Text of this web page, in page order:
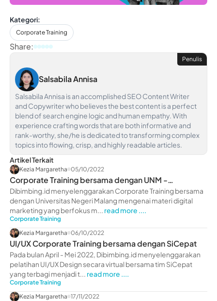
Kategori:
Corporate Training
Share:
Penulis
Salsabila Annisa
Salsabila Annisa is an accomplished SEO Content Writer
and Copywriter who believes the best content is a perfect
blend of search engine logic and human empathy. With
experience crafting words that are both informative and
rank-worthy, she/he is dedicated to transforming complex
topics into flowing, crisp, and highly readable articles.
Artikel Terkait
Kezia Margaretha 05/10/2022
Corporate Training bersama dengan UNM -
dibimbing.id
Dibimbing.id menyelenggarakan Corporate Training bersama
dengan Universitas Negeri Malang mengenai materi digital
marketing yang berfokus m... read more ....
Corporate Training
Kezia Margaretha 06/10/2022
UI/UX Corporate Training bersama dengan SiCepat
Pada bulan April - Mei 2022, Dibimbing.id menyelenggarakan
pelatihan UI/UX Design secara virtual bersama tim SiCepat
yang terbagi menjadi t... read more ....
Corporate Training
Kezia Margaretha 17/11/2022